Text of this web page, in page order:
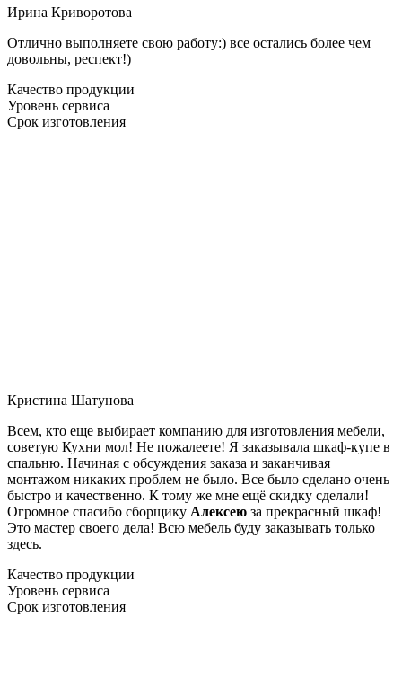
Ирина Криворотова
Отлично выполняете свою работу:) все остались более чем
довольны, респект!)
Качество продукции
Уровень сервиса
Срок изготовления
Кристина Шатунова
Всем, кто еще выбирает компанию для изготовления мебели,
советую Кухни мол! Не пожалеете! Я заказывала шкаф-купе в
спальню. Начиная с обсуждения заказа и заканчивая
монтажом никаких проблем не было. Все было сделано очень
быстро и качественно. К тому же мне ещё скидку сделали!
Огромное спасибо сборщику Алексею за прекрасный шкаф!
Это мастер своего дела! Всю мебель буду заказывать только
здесь.
Качество продукции
Уровень сервиса
Срок изготовления